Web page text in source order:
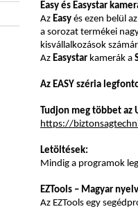
Easy és Easystar
Az Easy és ezen belül az
a sorozat termékei
kisvállalkozások
Az Easystar kamerák a
Az EASY széria
Tudjon meg többet
https://
Letöltések:
Mindig a programok
EZTools – Magyar
Az EZTools egy